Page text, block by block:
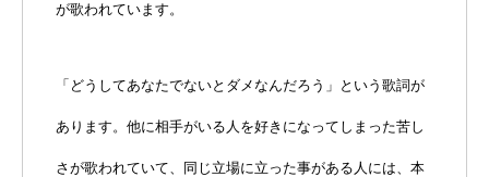
が歌われています。
「どうしてあなたでないとダメなんだろう」という歌詞が
あります。他に相手がいる人を好きになってしまった苦し
さが歌われていて、同じ立場に立った事がある人には、本